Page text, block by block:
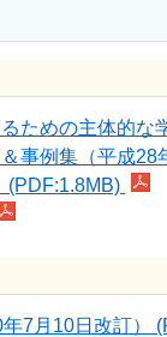
めの主体的な
事例集（平成28
(PDF:1.8MB)
7月10日改訂）